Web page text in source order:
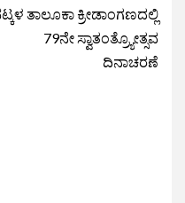
ತಾಲೂಕಾ ಕ್ರೀಡಾಂಗಣದಲ್ಲಿ
79ನೇ ಸ್ವಾತಂತ್ರ‍್ಯೋತ್ಸವ
ದಿನಾಚರಣೆ